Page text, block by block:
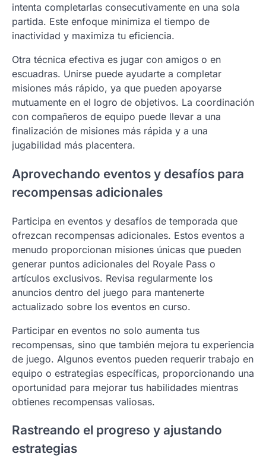
intenta completarlas consecutivamente en una sola
partida. Este enfoque minimiza el tiempo de
inactividad y maximiza tu eficiencia.
Otra técnica efectiva es jugar con amigos o en
escuadras. Unirse puede ayudarte a completar
misiones más rápido, ya que pueden apoyarse
mutuamente en el logro de objetivos. La coordinación
con compañeros de equipo puede llevar a una
finalización de misiones más rápida y a una
jugabilidad más placentera.
Aprovechando eventos y desafíos para
recompensas adicionales
Participa en eventos y desafíos de temporada que
ofrezcan recompensas adicionales. Estos eventos a
menudo proporcionan misiones únicas que pueden
generar puntos adicionales del Royale Pass o
artículos exclusivos. Revisa regularmente los
anuncios dentro del juego para mantenerte
actualizado sobre los eventos en curso.
Participar en eventos no solo aumenta tus
recompensas, sino que también mejora tu experiencia
de juego. Algunos eventos pueden requerir trabajo en
equipo o estrategias específicas, proporcionando una
oportunidad para mejorar tus habilidades mientras
obtienes recompensas valiosas.
Rastreando el progreso y ajustando
estrategias